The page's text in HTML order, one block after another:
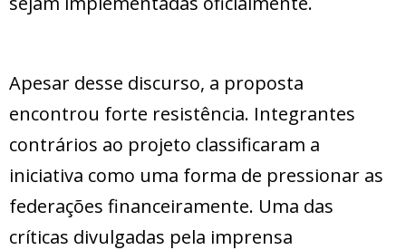
Apesar desse discurso, a proposta
encontrou forte resistência. Integrantes
contrários ao projeto classificaram a
iniciativa como uma forma de pressionar as
federações financeiramente. Uma das
críticas divulgadas pela imprensa